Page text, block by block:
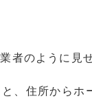
者のように見
、住所から